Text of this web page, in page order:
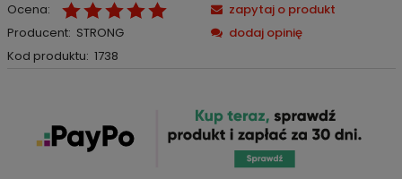
Ocena:
Producent: STRONG
Kod produktu: 1738
zapytaj o produkt
dodaj opinię